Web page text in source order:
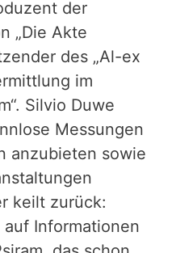
der
„Die Akte
des „Al-ex
im
Silvio Duwe
Messungen
anzubieten sowie
keilt zurück:
Informationen